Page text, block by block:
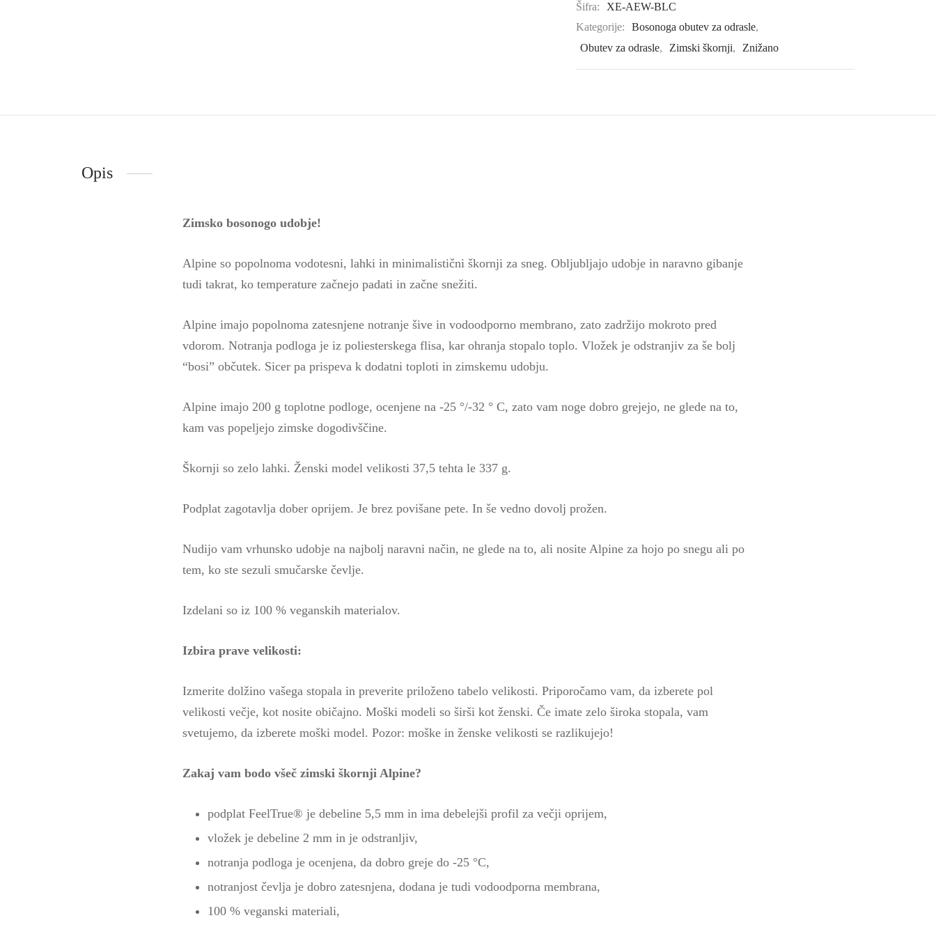
Šifra:
XE-AEW-BLC
Kategorije:
Bosonoga obutev za odrasle,
Obutev za odrasle, Zimski škornji, Znižano
Opis
Zimsko bosonogo udobje!
Alpine so popolnoma vodotesni, lahki in minimalistični škornji za sneg. Obljubljajo udobje in naravno gibanje
tudi takrat, ko temperature začnejo padati in začne snežiti.
Alpine imajo popolnoma zatesnjene notranje šive in vodoodporno membrano, zato zadržijo mokroto pred
vdorom. Notranja podloga je iz poliesterskega flisa, kar ohranja stopalo toplo. Vložek je odstranjiv za še bolj
“bosi” občutek. Sicer pa prispeva k dodatni toploti in zimskemu udobju.
Alpine imajo 200 g toplotne podloge, ocenjene na -25 °/-32 ° C, zato vam noge dobro grejejo, ne glede na to,
kam vas popeljejo zimske dogodivščine.
Škornji so zelo lahki. Ženski model velikosti 37,5 tehta le 337 g.
Podplat zagotavlja dober oprijem. Je brez povišane pete. In še vedno dovolj prožen.
Nudijo vam vrhunsko udobje na najbolj naravni način, ne glede na to, ali nosite Alpine za hojo po snegu ali po
tem, ko ste sezuli smučarske čevlje.
Izdelani so iz 100 % veganskih materialov.
Izbira prave velikosti:
Izmerite dolžino vašega stopala in preverite priloženo tabelo velikosti. Priporočamo vam, da izberete pol
velikosti večje, kot nosite običajno. Moški modeli so širši kot ženski. Če imate zelo široka stopala, vam
svetujemo, da izberete moški model. Pozor: moške in ženske velikosti se razlikujejo!
Zakaj vam bodo všeč zimski škornji Alpine?
podplat FeelTrue® je debeline 5,5 mm in ima debelejši profil za večji oprijem,
vložek je debeline 2 mm in je odstranljiv,
notranja podloga je ocenjena, da dobro greje do -25 °C,
notranjost čevlja je dobro zatesnjena, dodana je tudi vodoodporna membrana,
100 % veganski materiali,